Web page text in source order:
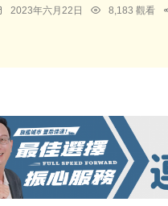
2023年六月22日 8,183 觀看